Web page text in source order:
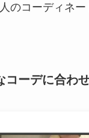
のコーディネー
コーデに合わ